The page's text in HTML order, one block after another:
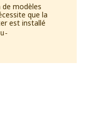
modèles
que la
est installé